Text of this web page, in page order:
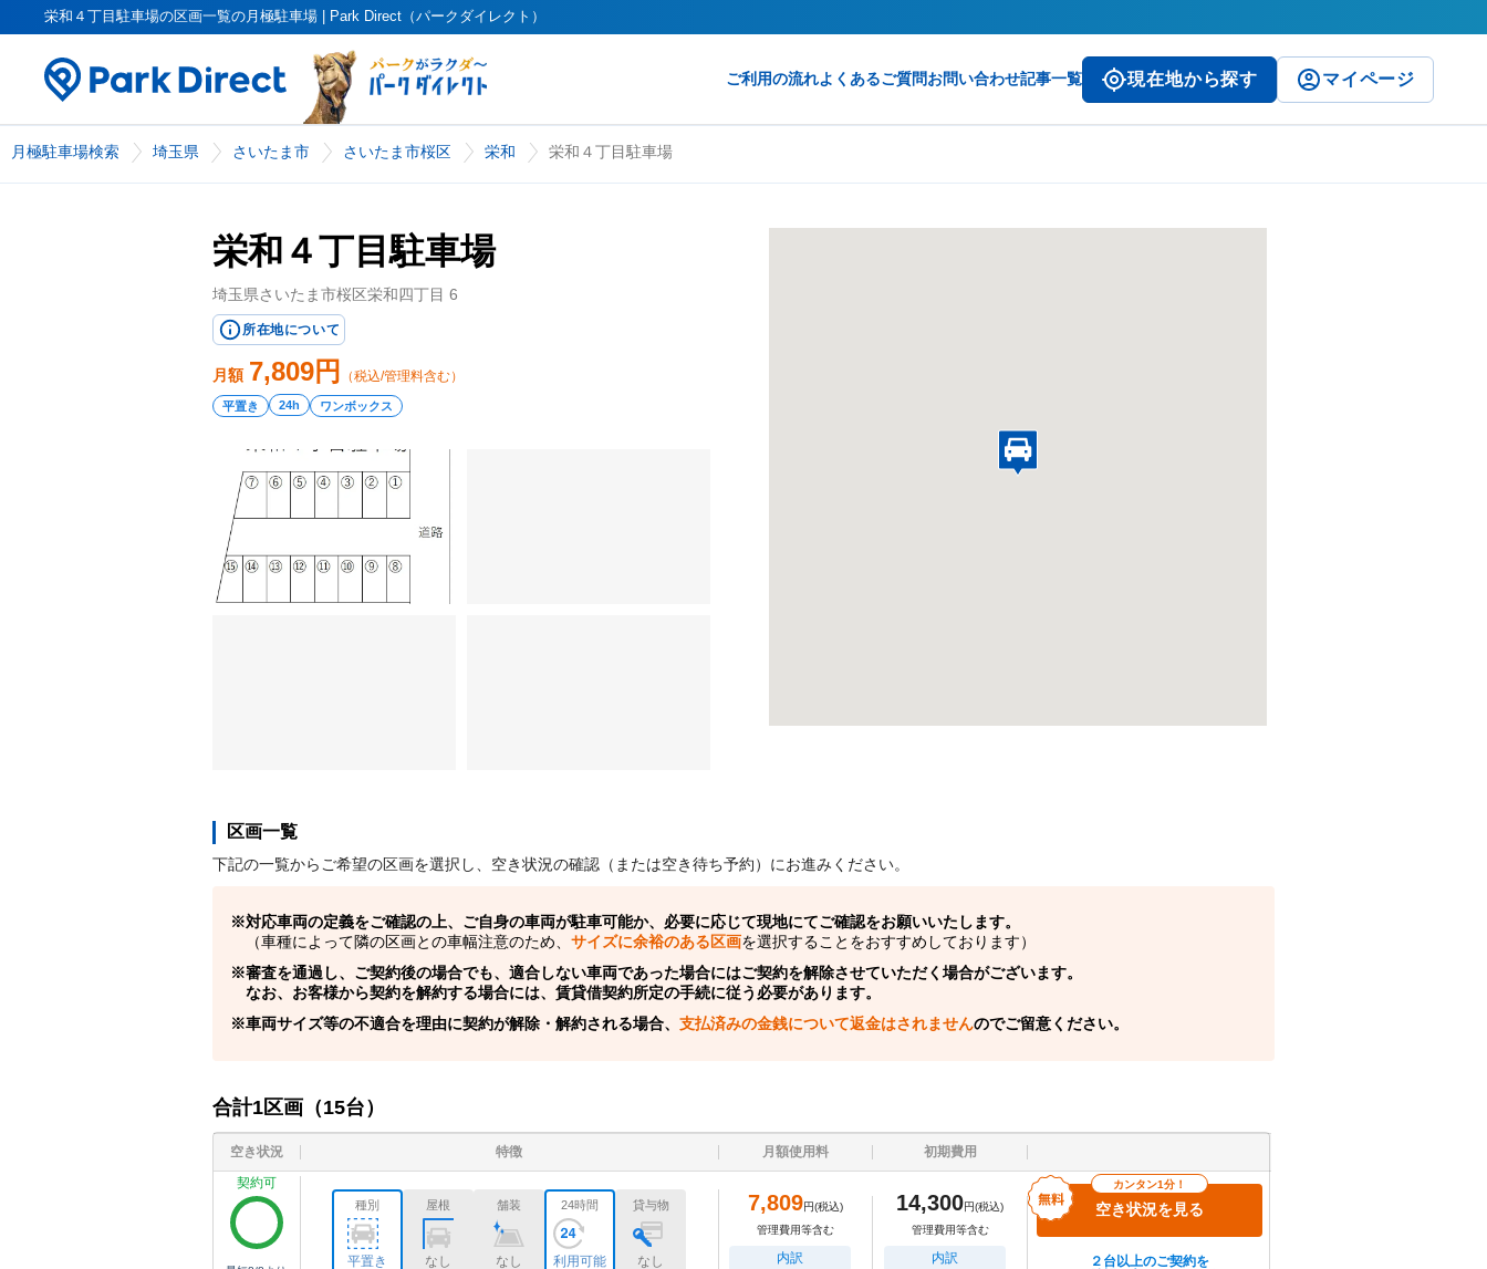
栄和４丁目駐車場の区画一覧の月極駐車場 | Park Direct（パークダイレクト）
ご利用の流れよくあるご質問お問い合わせ記事一覧 現在地から探す マイページ
月極駐車場検索 埼玉県 さいたま市 さいたま市桜区 栄和 栄和４丁目駐車場
栄和４丁目駐車場
埼玉県さいたま市桜区栄和四丁目 6
所在地について
月額 7,809円 （税込/管理料含む）
平置き 24h ワンボックス
区画一覧
下記の一覧からご希望の区画を選択し、空き状況の確認（または空き待ち予約）にお進みください。
対応車両の定義をご確認の上、ご自身の車両が駐車可能か、必要に応じて現地にてご確認をお願いいたします。
（車種によって隣の区画との車幅注意のため、 サイズに余裕のある区画を選択することをおすすめしております）
審査を通過し、ご契約後の場合でも、適合しない車両であった場合にはご契約を解除させていただく場合がございます。
なお、お客様から契約を解約する場合には、賃貸借契約所定の手続に従う必要があります。
車両サイズ等の不適合を理由に契約が解除・解約される場合、 支払済みの金銭について返金はされませんのでご留意ください。
合計1区画（15台）
空き状況 特徴 月額使用料
初期費用
契約可
種別
平置き
屋根
なし
舗装
なし
24時間
利用可能
貸与物
なし
7,809円(税込)
管理費用等含む
内訳
14,300円(税込)
管理費用等含む
内訳
カンタン1分！
空き状況を見る
２台以上のご契約を